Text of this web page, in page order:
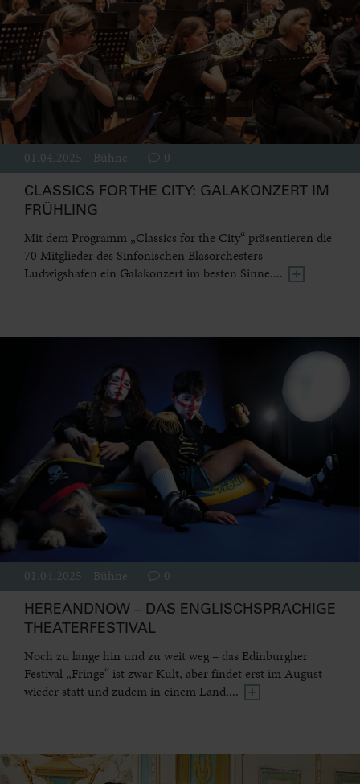
01.04.2025 Bühne 0
CLASSICS FOR THE CITY: GALAKONZERT IM
FRÜHLING
Mit dem Programm „Classics for the City“ präsentieren die
70 Mitglieder des Sinfonischen Blasorchesters
Ludwigshafen ein Galakonzert im besten Sinne....
01.04.2025 Bühne 0
HEREANDNOW – DAS ENGLISCHSPRACHIGE
THEATERFESTIVAL
Noch zu lange hin und zu weit weg – das Edinburgher
Festival „Fringe“ ist zwar Kult, aber findet erst im August
wieder statt und zudem in einem Land,...